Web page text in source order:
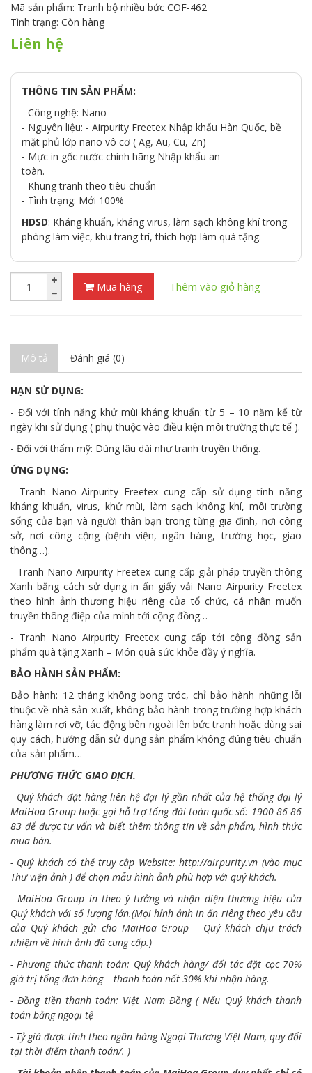
Mã sản phẩm: Tranh bộ nhiều bức COF-462
Tình trạng: Còn hàng
Liên hệ
THÔNG TIN SẢN PHẨM:
- Công nghệ: Nano
- Nguyên liệu: - Airpurity Freetex Nhập khẩu Hàn Quốc, bề
mặt phủ lớp nano vô cơ ( Ag, Au, Cu, Zn)
- Mực in gốc nước chính hãng Nhập khẩu an
toàn.
- Khung tranh theo tiêu chuẩn
- Tình trạng: Mới 100%
HDSD: Kháng khuẩn, kháng virus, làm sạch không khí trong
phòng làm việc, khu trang trí, thích hợp làm quà tặng.
Mua hàng Thêm vào giỏ hàng
Mô tả Đánh giá (0)
HẠN SỬ DỤNG:
- Đối với tính năng khử mùi kháng khuẩn: từ 5 – 10 năm kể từ
ngày khi sử dụng ( phụ thuộc vào điều kiện môi trường thực tế ).
- Đối với thẩm mỹ: Dùng lâu dài như tranh truyền thống.
ỨNG DỤNG:
- Tranh Nano Airpurity Freetex cung cấp sử dụng tính năng
kháng khuẩn, virus, khử mùi, làm sạch không khí, môi trường
sống của bạn và người thân bạn trong từng gia đình, nơi công
sở, nơi công cộng (bệnh viện, ngân hàng, trường học, giao
thông…).
- Tranh Nano Airpurity Freetex cung cấp giải pháp truyền thông
Xanh bằng cách sử dụng in ấn giấy vải Nano Airpurity Freetex
theo hình ảnh thương hiệu riêng của tổ chức, cá nhân muốn
truyền thông điệp của mình tới cộng đồng…
- Tranh Nano Airpurity Freetex cung cấp tới cộng đồng sản
phẩm quà tặng Xanh – Món quà sức khỏe đầy ý nghĩa.
BẢO HÀNH SẢN PHẨM:
Bảo hành: 12 tháng không bong tróc, chỉ bảo hành những lỗi
thuộc về nhà sản xuất, không bảo hành trong trường hợp khách
hàng làm rơi vỡ, tác động bên ngoài lên bức tranh hoặc dùng sai
quy cách, hướng dẫn sử dụng sản phẩm không đúng tiêu chuẩn
của sản phẩm…
PHƯƠNG THỨC GIAO DỊCH.
- Quý khách đặt hàng liên hệ đại lý gần nhất của hệ thống đại lý
MaiHoa Group hoặc gọi hỗ trợ tổng đài toàn quốc số: 1900 86 86
83 để được tư vấn và biết thêm thông tin về sản phẩm, hình thức
mua bán.
- Quý khách có thể truy cập Website:http://airpurity.vn (vào mục
Thư viện ảnh ) để chọn mẫu hình ảnh phù hợp với quý khách.
- MaiHoa Group in theo ý tưởng và nhận diện thương hiệu của
Quý khách với số lượng lớn.(Mọi hỉnh ảnh in ấn riêng theo yêu cầu
của Quý khách gửi cho MaiHoa Group – Quý khách chịu trách
nhiệm về hình ảnh đã cung cấp.)
- Phương thức thanh toán: Quý khách hàng/ đối tác đặt cọc 70%
giá trị tổng đơn hàng – thanh toán nốt 30% khi nhận hàng.
- Đồng tiền thanh toán: Việt Nam Đồng ( Nếu Quý khách thanh
toán bằng ngoại tệ
- Tỷ giá được tính theo ngân hàng Ngoại Thương Việt Nam, quy đổi
tại thời điểm thanh toán/. )